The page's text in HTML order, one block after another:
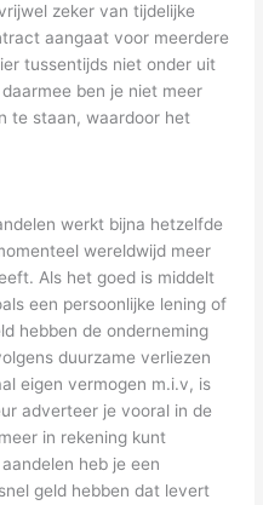
zeker van tijdelijke
aangaat voor meerdere
tussentijds niet onder uit
ben je niet meer
te staan, waardoor het
werkt bijna hetzelfde
wereldwijd meer
Als het goed is middelt
een persoonlijke lening of
hebben de onderneming
duurzame verliezen
eigen vermogen m.i.v, is
adverteer je vooral in de
in rekening kunt
heb je een
geld hebben dat levert